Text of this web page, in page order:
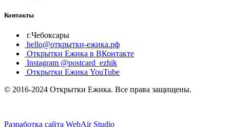
Контакты
г.Чебоксары
hello@открытки-ежика.рф
Открытки Ежика в ВКонтакте
Instagram @postcard_ezhik
Открытки Ежика YouTube
© 2016-2024 Открытки Ежика. Все права защищены.
Разработка сайта WebAir Studio